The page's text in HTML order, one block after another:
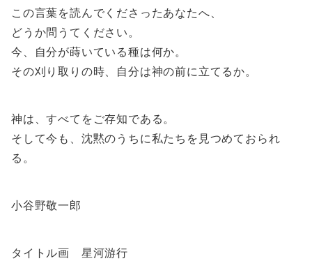
この言葉を読んでくださったあなたへ、
どうか問うてください。
今、自分が蒔いている種は何か。
その刈り取りの時、自分は神の前に立てるか。
神は、すべてをご存知である。
そして今も、沈黙のうちに私たちを見つめておられ
る。
小谷野敬一郎
タイトル画 星河游行